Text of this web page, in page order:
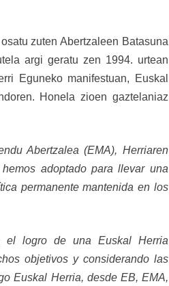
zuten Abertzaleen Batasuna
argi geratu zen 1994. urtean
Eguneko manifestuan, Euskal
Honela zioen gaztelaniaz
Abertzalea (EMA), Herriaren
adoptado para llevar una
permanente mantenida en los
el logro de una Euskal Herria
objetivos y considerando las
Euskal Herria, desde EB, EMA,